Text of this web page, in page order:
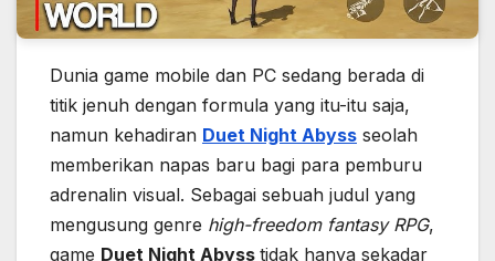
Dunia game mobile dan PC sedang berada di
titik jenuh dengan formula yang itu-itu saja,
namun kehadiran Duet Night Abyss seolah
memberikan napas baru bagi para pemburu
adrenalin visual. Sebagai sebuah judul yang
mengusung genre high-freedom fantasy RPG,
game Duet Night Abyss tidak hanya sekadar